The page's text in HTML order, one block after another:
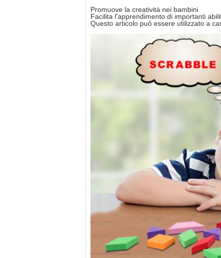
Promuove la creatività nei bambini
Facilita l'apprendimento di importanti
Questo articolo può essere utilizzato a